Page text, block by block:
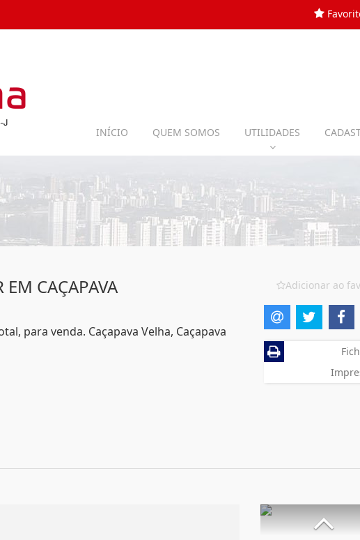
INÍCIO QUEM SOMOS UTILIDADES
EM CAÇAPAVA
para venda. Caçapava Velha, Caçapava
Adicionar ao